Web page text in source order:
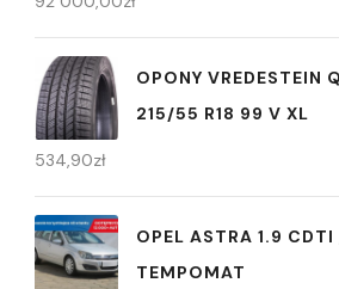
OPONY VREDESTEIN
215/55 R18 99 V XL
534,90zł
OPEL ASTRA 1.9
TEMPOMAT